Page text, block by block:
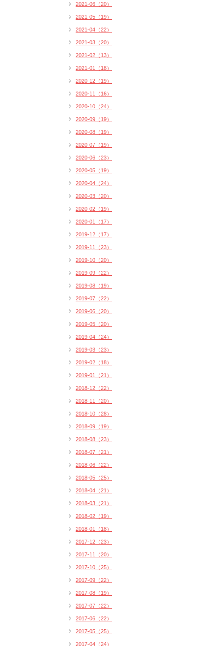
2021-06（20）
2021-05（19）
2021-04（22）
2021-03（20）
2021-02（13）
2021-01（18）
2020-12（19）
2020-11（16）
2020-10（24）
2020-09（19）
2020-08（19）
2020-07（19）
2020-06（23）
2020-05（19）
2020-04（24）
2020-03（20）
2020-02（19）
2020-01（17）
2019-12（17）
2019-11（23）
2019-10（20）
2019-09（22）
2019-08（19）
2019-07（22）
2019-06（20）
2019-05（20）
2019-04（24）
2019-03（23）
2019-02（18）
2019-01（21）
2018-12（22）
2018-11（20）
2018-10（28）
2018-09（19）
2018-08（23）
2018-07（21）
2018-06（22）
2018-05（25）
2018-04（21）
2018-03（21）
2018-02（19）
2018-01（18）
2017-12（23）
2017-11（20）
2017-10（25）
2017-09（22）
2017-08（19）
2017-07（22）
2017-06（22）
2017-05（25）
2017-04（24）